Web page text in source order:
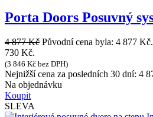
Porta Doors Posuvný
4 877Kč Původní cena byla: 4 877 Kč.
730 Kč.
(3 846 Kč bez DPH)
Nejnižší cena za posledních 30 dní: 4
Na objednávku
Koupit
SLEVA